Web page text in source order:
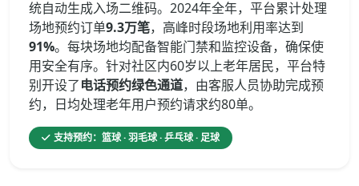
统自动生成入场二维码。2024年全年，平台累计处理
场地预约订单9.3万笔，高峰时段场地利用率达到
91%。每块场地均配备智能门禁和监控设备，确保使
用安全有序。针对社区内60岁以上老年居民，平台特
别开设了电话预约绿色通道，由客服人员协助完成预
约，日均处理老年用户预约请求约80单。
支持预约：篮球 · 羽毛球 · 乒乓球 · 足球